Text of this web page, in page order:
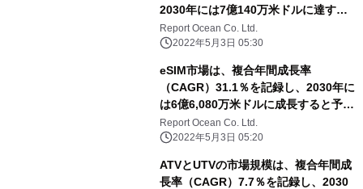
2030年には7億140万米ドルに達する
と予測される
Report Ocean Co. Ltd.
2022年5月3日 05:30
eSIM市場は、複合年間成長率
（CAGR）31.1％を記録し、2030年に
は6億6,080万米ドルに成長すると予測
される
Report Ocean Co. Ltd.
2022年5月3日 05:20
ATVとUTVの市場規模は、複合年間成
長率（CAGR）7.7％を記録し、2030